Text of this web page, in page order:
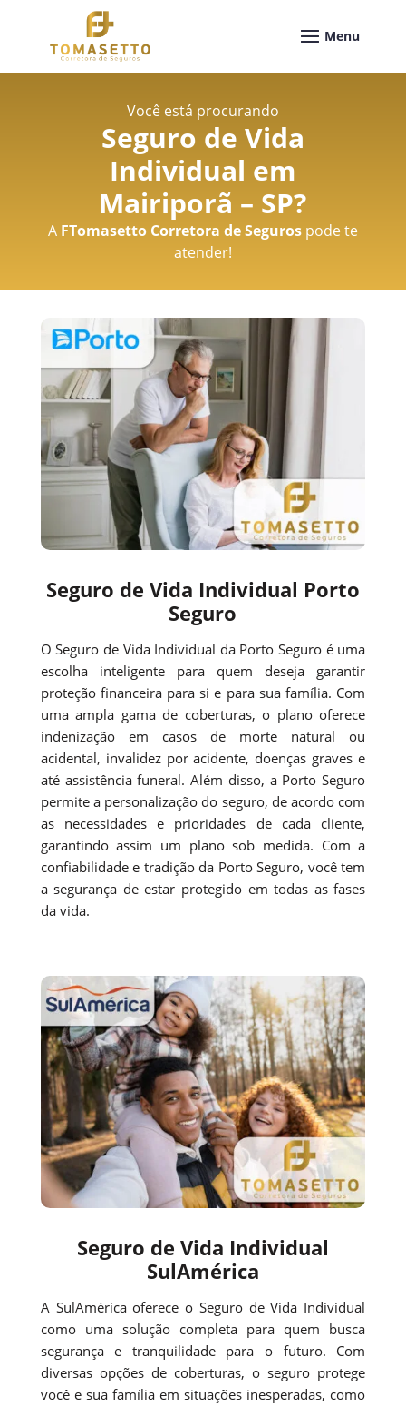
Você está procurando
Seguro de Vida
Individual em
Mairiporã – SP?
A FTomasetto Corretora de Segurospode te
atender!
Seguro de Vida Individual Porto
Seguro
O Seguro de Vida Individual da Porto Seguro é uma
escolha inteligente para quem deseja garantir
proteção financeira para si e para sua família. Com
uma ampla gama de coberturas, o plano oferece
indenização em casos de morte natural ou
acidental, invalidez por acidente, doenças graves e
até assistência funeral. Além disso, a Porto Seguro
permite a personalização do seguro, de acordo com
as necessidades e prioridades de cada cliente,
garantindo assim um plano sob medida. Com a
confiabilidade e tradição da Porto Seguro, você tem
a segurança de estar protegido em todas as fases
da vida.
Seguro de Vida Individual
SulAmérica
A SulAmérica oferece o Seguro de Vida Individual
como uma solução completa para quem busca
segurança e tranquilidade para o futuro. Com
diversas opções de coberturas, o seguro protege
você e sua família em situações inesperadas, como